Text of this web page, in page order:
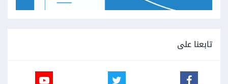
تابعنا على